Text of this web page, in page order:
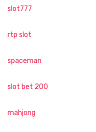
slot777
rtp slot
spaceman
slot bet 200
mahjong